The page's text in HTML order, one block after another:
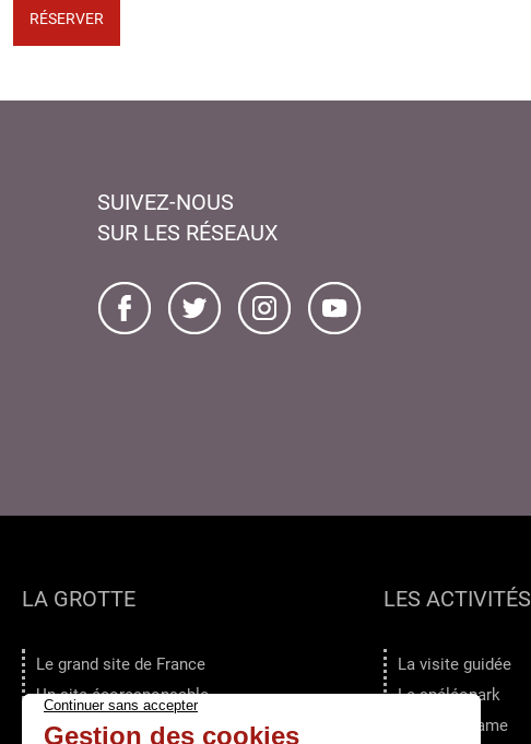
RÉSERVER
SUIVEZ-NOUS
SUR LES RÉSEAUX
LA GROTTE
Le grand site de France
Un site écoresponsable
Les services
LES ACTIVITÉS
La visite guidée
Le spéléopark
L'Escape Game